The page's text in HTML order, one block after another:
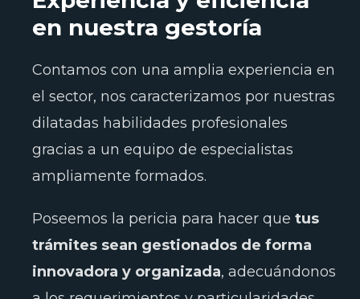
en nuestra gestoría
Contamos con una amplia experiencia en
el sector, nos caracterizamos por nuestras
dilatadas habilidades profesionales
gracias a un equipo de especialistas
ampliamente formados.
Poseemos la pericia para hacer que tus
trámites sean gestionados de forma
innovadora y organizada, adecuándonos